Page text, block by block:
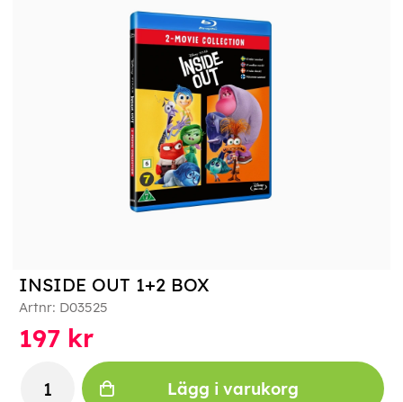
INSIDE OUT 1+2 BOX
Artnr: D03525
197 kr
Lägg i varukorg